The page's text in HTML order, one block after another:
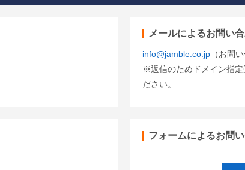
メールによるお問い
info@jamble.co.jp （お問
※返信のためドメイン指
ださい。
フォームによるお問